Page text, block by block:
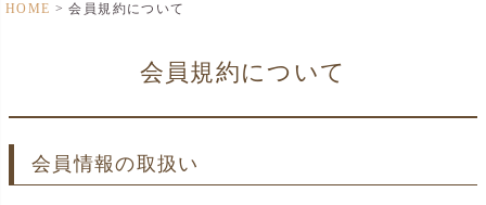
HOME 会員規約について
会員規約について
会員情報の取扱い